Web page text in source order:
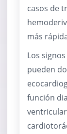
casos de
más
Los
pueden
función